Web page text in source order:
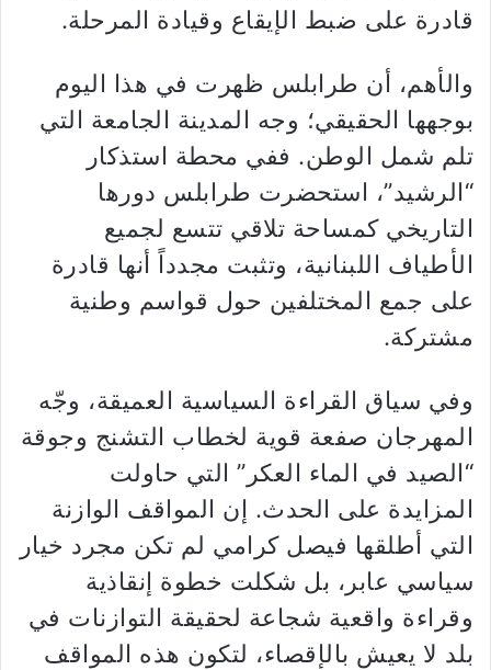
قادرة على ضبط الإيقاع وقيادة المرحلة.
والأهم، أن طرابلس ظهرت في هذا اليوم
بوجهها الحقيقي؛ وجه المدينة الجامعة التي
تلم شمل الوطن. ففي محطة استذكار
“الرشيد”، استحضرت طرابلس دورها
التاريخي كمساحة تلاقي تتسع لجميع
الأطياف اللبنانية، وتثبت مجدداً أنها قادرة
على جمع المختلفين حول قواسم وطنية
مشتركة.
وفي سياق القراءة السياسية العميقة، وجّه
المهرجان صفعة قوية لخطاب التشنج وجوقة
“الصيد في الماء العكر” التي حاولت
المزايدة على الحدث. إن المواقف الوازنة
التي أطلقها فيصل كرامي لم تكن مجرد خيار
سياسي عابر، بل شكلت خطوة إنقاذية
وقراءة واقعية شجاعة لحقيقة التوازنات في
بلد لا يعيش بالإقصاء، لتكون هذه المواقف